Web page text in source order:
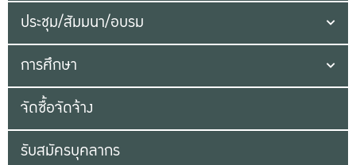
ประชุม/สัมมนา/อบรม
การศึกษา
จัดซื้อจัดจ้าง
รับสมัครบุคลากร